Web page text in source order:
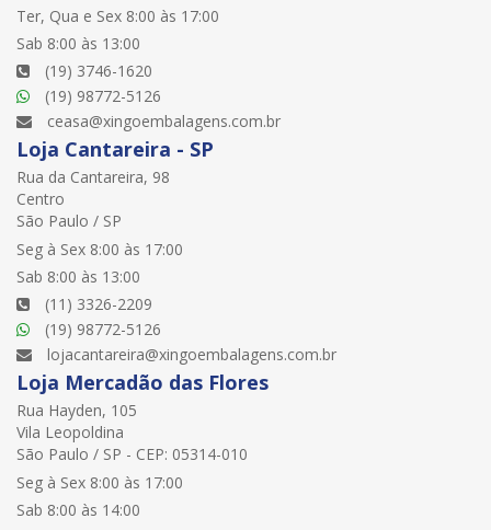
Ter, Qua e Sex 8:00 às 17:00
Sab 8:00 às 13:00
(19) 3746-1620
(19) 98772-5126
ceasa@xingoembalagens.com.br
Loja Cantareira - SP
Rua da Cantareira, 98
Centro
São Paulo / SP
Seg à Sex 8:00 às 17:00
Sab 8:00 às 13:00
(11) 3326-2209
(19) 98772-5126
lojacantareira@xingoembalagens.com.br
Loja Mercadão das Flores
Rua Hayden, 105
Vila Leopoldina
São Paulo / SP - CEP: 05314-010
Seg à Sex 8:00 às 17:00
Sab 8:00 às 14:00